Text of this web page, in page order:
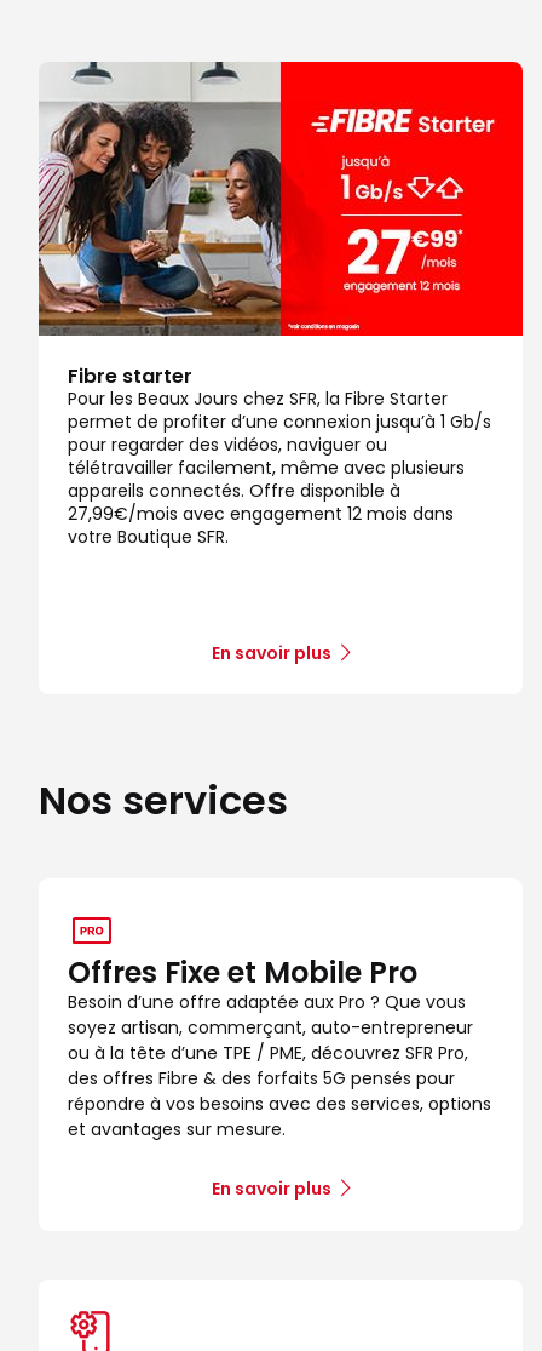
Fermé aujourd'hui
Prendre
Voir la boutique
7
17.29 km
Boutique SFR Saint Sebastien Sur Loire
C Cial St Sebastien Auchan
44230 Saint Sebastien sur Loire
4,5/5Note de 4.5 sur 5
139 avis
Certifié par Goodays
Fermé aujourd'hui
Itinéraire
Prendre
Voir la boutique
Fibre starter
Pour les Beaux Jours chez SFR, la Fibre Starter
permet de profiter d’une connexion jusqu’à 1 Gb/s
pour regarder des vidéos, naviguer ou
télétravailler facilement, même avec plusieurs
appareils connectés. Offre disponible à
27,99€/mois avec engagement 12 mois dans
votre Boutique SFR.
En savoir plus
Nos services
Offres Fixe et Mobile Pro
Besoin d’une offre adaptée aux Pro ? Que vous
soyez artisan, commerçant, auto-entrepreneur
ou à la tête d’une TPE / PME, découvrez SFR Pro,
des offres Fibre & des forfaits 5G pensés pour
répondre à vos besoins avec des services, options
et avantages sur mesure.
En savoir plus